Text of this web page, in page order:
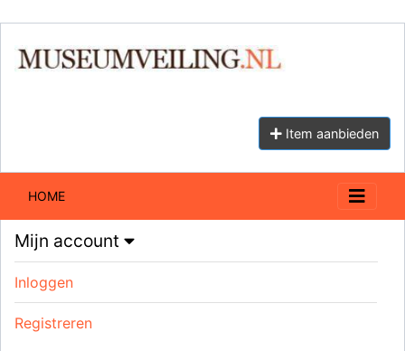
Item aanbieden
HOME
Mijn account
Inloggen
Registreren